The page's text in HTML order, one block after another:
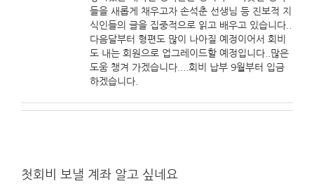
들을 새롭게 채우고자 손석춘 선생님 등 진보적 지
식인들의 글을 집중적으로 읽고 배우고 있습니다..
다음달부터 형편도 많이 나아질 예정이어서 회비
도 내는 회원으로 업그레이드할 예정입니다..많은
도움 챙겨 가겠습니다....회비 납부 9월부터 입금
하겠습니다.
첫회비 보낼 계좌 알고 싶네요